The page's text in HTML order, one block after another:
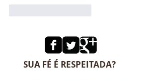
SUA FÉ É RESPEITADA?